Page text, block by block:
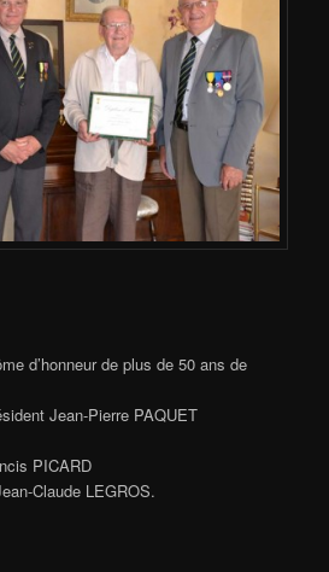
d’honneur de plus de 50 ans de
Jean-Pierre PAQUET
PICARD
Claude LEGROS.